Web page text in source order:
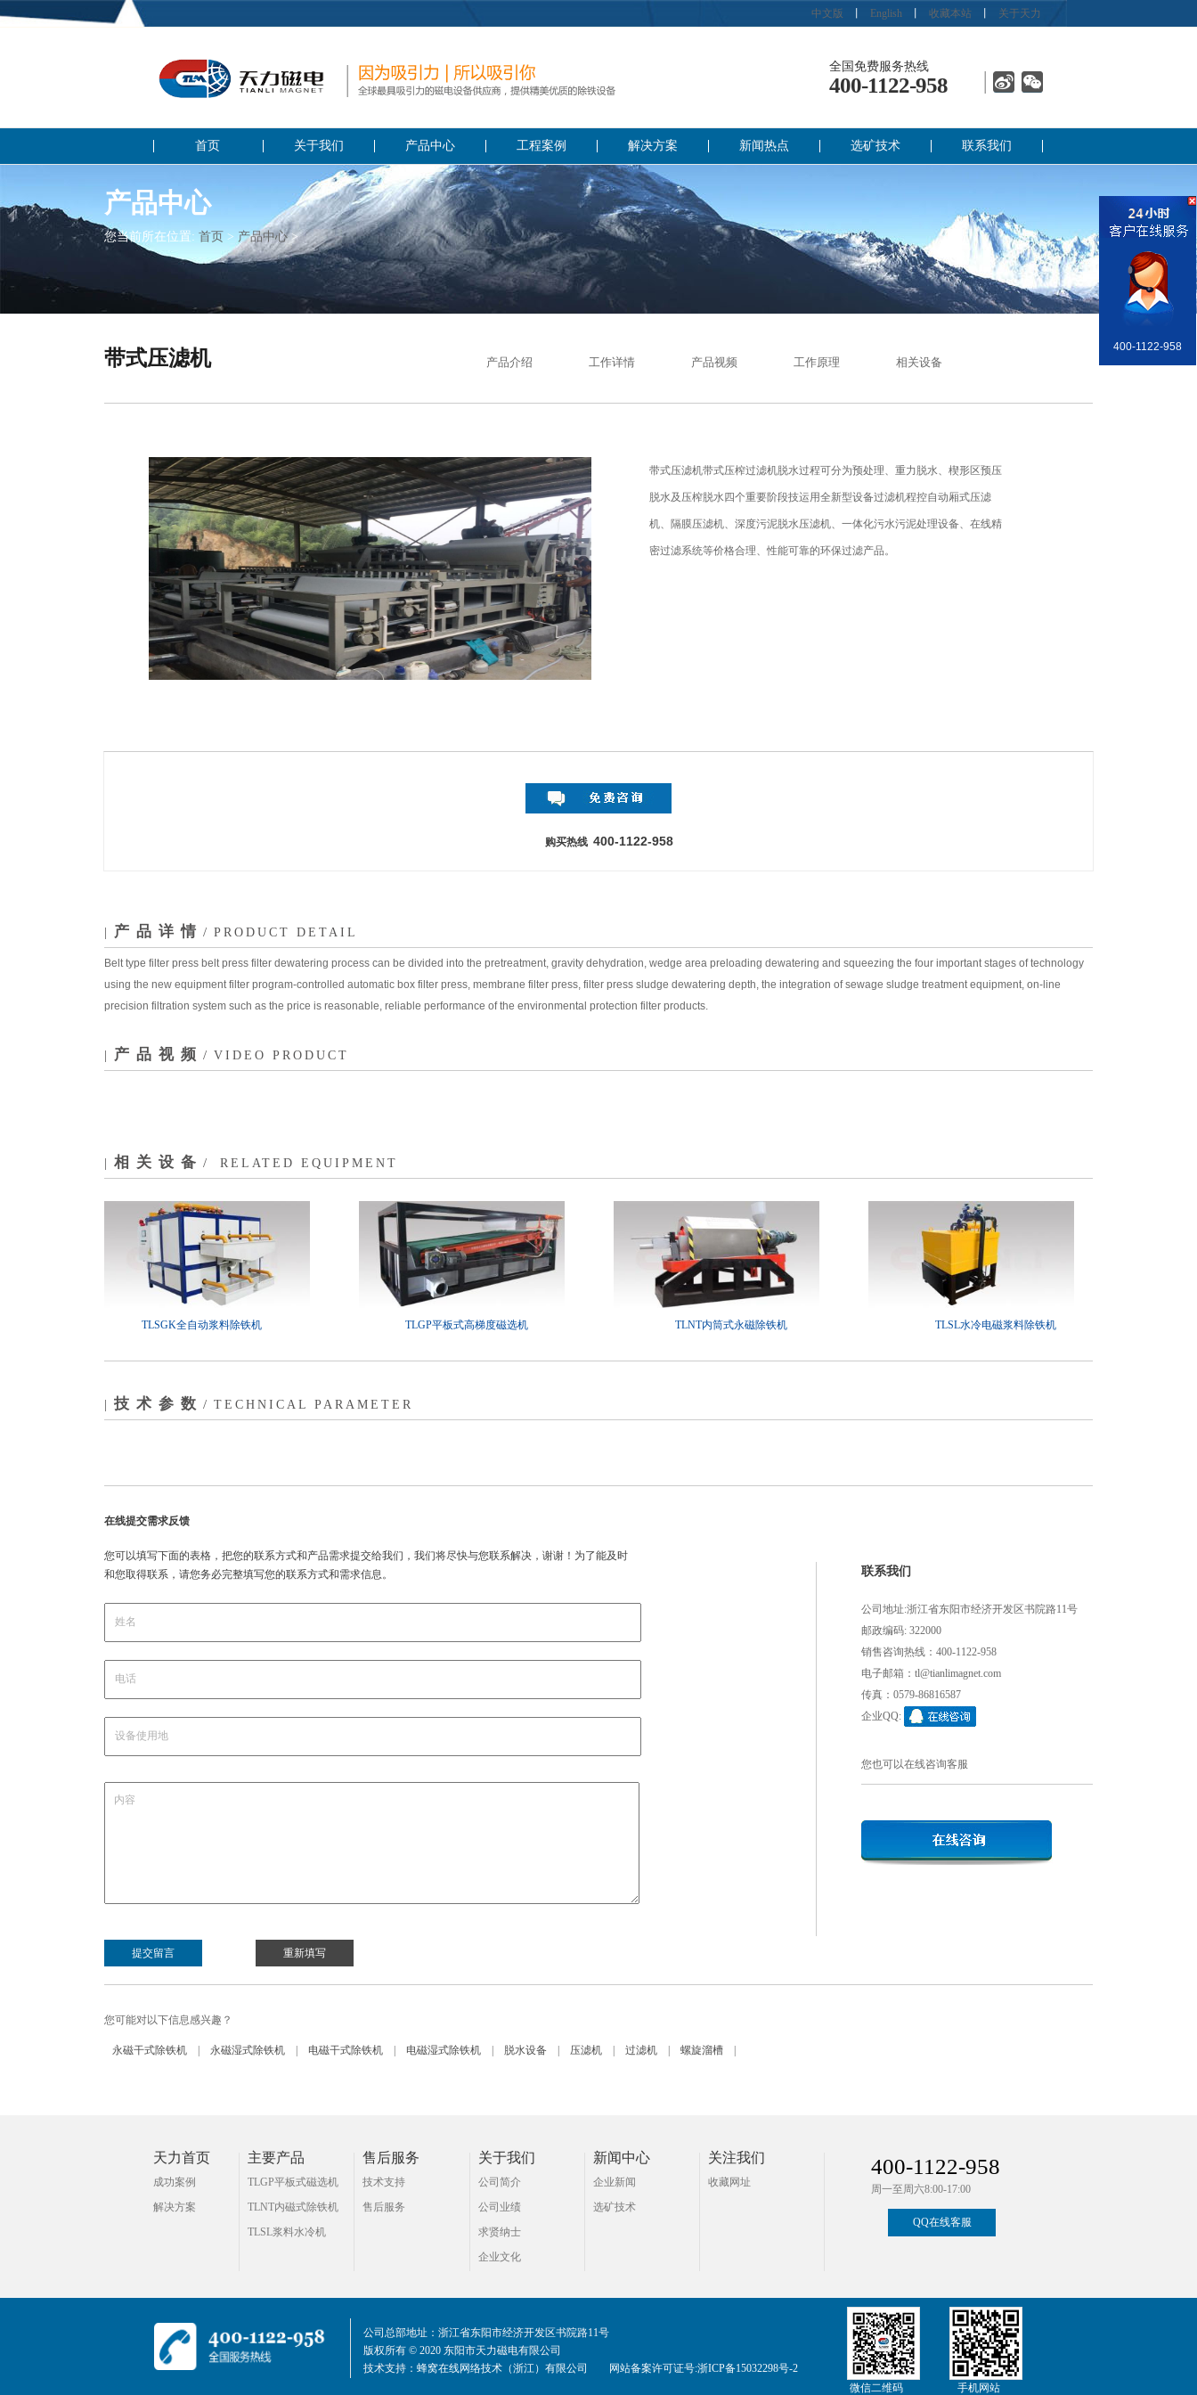
中文版 English 收藏本站 关于天力
全国免费服务热线
400-1122-958
首页 关于我们 产品中心 工程案例 解决方案 新闻热点 选矿技术 联系我们
产品中心
您当前所在位置: 首页 > 产品中心>
带式压滤机 产品介绍 工作详情 产品视频 工作原理 相关设备
带式压滤机带式压榨过滤机脱水过程可分为预处理、重力脱水、楔形区预压
脱水及压榨脱水四个重要阶段技运用全新型设备过滤机程控自动厢式压滤
机、隔膜压滤机、深度污泥脱水压滤机、一体化污水污泥处理设备、在线精
密过滤系统等价格合理、性能可靠的环保过滤产品。
购买热线 400-1122-958
| 产品详情 / PRODUCT DETAIL
Belt type filter press belt press filter dewatering process can be divided into the pretreatment, gravity dehydration, wedge area preloading dewatering and squeezing the four important stages of technology
using the new equipment filter program-controlled automatic box filter press, membrane filter press, filter press sludge dewatering depth, the integration of sewage sludge treatment equipment, on-line
precision filtration system such as the price is reasonable, reliable performance of the environmental protection filter products.
| 产品视频 / VIDEO PRODUCT
| 相关设备 / RELATED EQUIPMENT
TLSGK全自动浆料除铁机 TLGP平板式高梯度磁选机 TLNT内筒式永磁除铁机 TLSL水冷电磁浆料除铁机
| 技术参数 / TECHNICAL PARAMETER
在线提交需求反馈
您可以填写下面的表格，把您的联系方式和产品需求提交给我们，我们将尽快与您联系解决，谢谢！为了能及时
和您取得联系，请您务必完整填写您的联系方式和需求信息。
联系我们
公司地址:浙江省东阳市经济开发区书院路11号
邮政编码: 322000
销售咨询热线：400-1122-958
电子邮箱：tl@tianlimagnet.com
传真：0579-86816587
企业QQ:
您也可以在线咨询客服
您可能对以下信息感兴趣？
永磁干式除铁机 永磁湿式除铁机 电磁干式除铁机 电磁湿式除铁机 脱水设备 压滤机 过滤机 螺旋溜槽
天力首页
成功案例
解决方案
主要产品
TLGP平板式磁选机
TLNT内磁式除铁机
TLSL浆料水冷机
售后服务
技术支持
售后服务
关于我们
公司简介
公司业绩
求贤纳士
企业文化
新闻中心
企业新闻
选矿技术
关注我们
收藏网址
400-1122-958
周一至周六8:00-17:00
QQ在线客服
公司总部地址：浙江省东阳市经济开发区书院路11号
版权所有 © 2020 东阳市天力磁电有限公司
技术支持： 蜂窝在线网络技术（浙江）有限公司
网站备案许可证号:浙ICP备15032298号-2
微信二维码
手机网站
销售部
400-1122-958